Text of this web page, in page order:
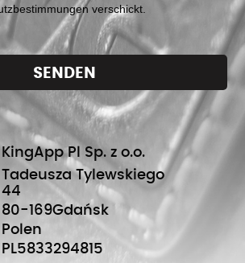
KingApp Pl Sp. z o.o.
Tadeusza Tylewskiego
44
80-169Gdańsk
Polen
PL5833294815
verschickt.
SENDEN